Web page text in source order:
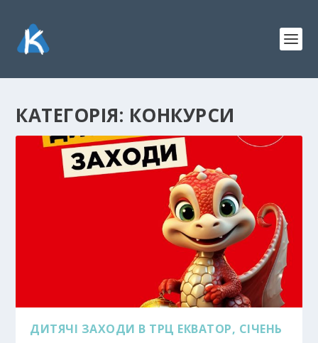
КАТЕГОРІЯ: КОНКУРСИ
ДИТЯЧІ ЗАХОДИ В ТРЦ ЕКВАТОР, СІЧЕНЬ